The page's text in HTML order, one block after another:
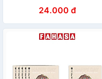
V073 - Màu Hồng
24.000 đ